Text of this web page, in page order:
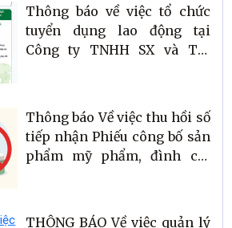
Thông báo về việc tổ chức
tuyển dụng lao động tại
Công ty TNHH SX và TM
Hà Tĩnh
Thông báo Về việc thu hồi số
tiếp nhận Phiếu công bố sản
phẩm mỹ phẩm, đình chỉ
THÔNG BÁO Về việc quản lý